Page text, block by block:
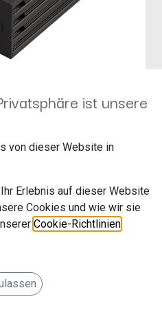
zzgl. Versandkosten
ist unsere
von dieser Website in
Erlebnis auf dieser Website
Cookies und wie wir sie
Cookie-Richtlinien